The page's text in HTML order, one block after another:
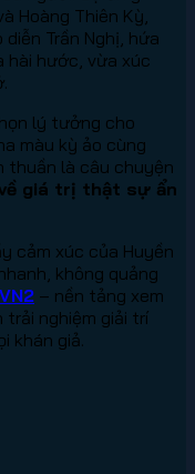
Hoàng Thiên Kỳ,
Trần Nghị, hứa
hài hước, vừa xúc
lý tưởng cho
màu kỳ ảo cùng
thuần là câu chuyện
giá trị thật sự ẩn
cảm xúc của Huyền
không quảng
– nền tảng xem
nghiệm giải trí
khán giả.